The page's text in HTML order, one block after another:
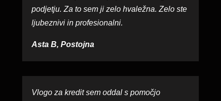
podjetju. Za to sem ji zelo hvaležna. Zelo ste
ljubeznivi in profesionalni.
Asta B, Postojna
Vlogo za kredit sem oddal s pomočjo